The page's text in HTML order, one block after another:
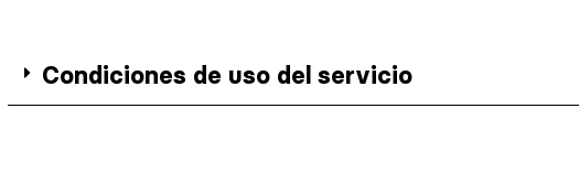
Condiciones de uso del servicio